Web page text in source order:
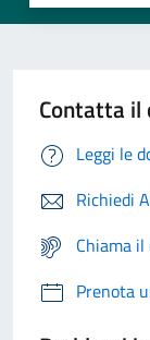
Contatta il
Leggi le
Richiedi
Chiama
Prenota